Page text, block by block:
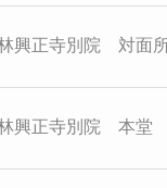
興正寺別院 対面
興正寺別院 本堂